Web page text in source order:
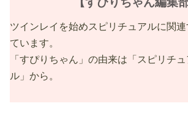
ツインレイを始めスピリチュアルに関
ています。
「すぴりちゃん」の由来は「スピリチ
ル」から。